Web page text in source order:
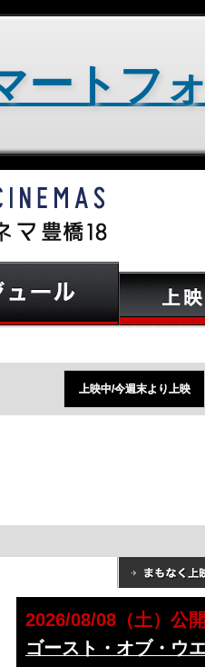
上映中/今週末より上映
2026/08/08（土）公
ゴースト・オブ・ウ